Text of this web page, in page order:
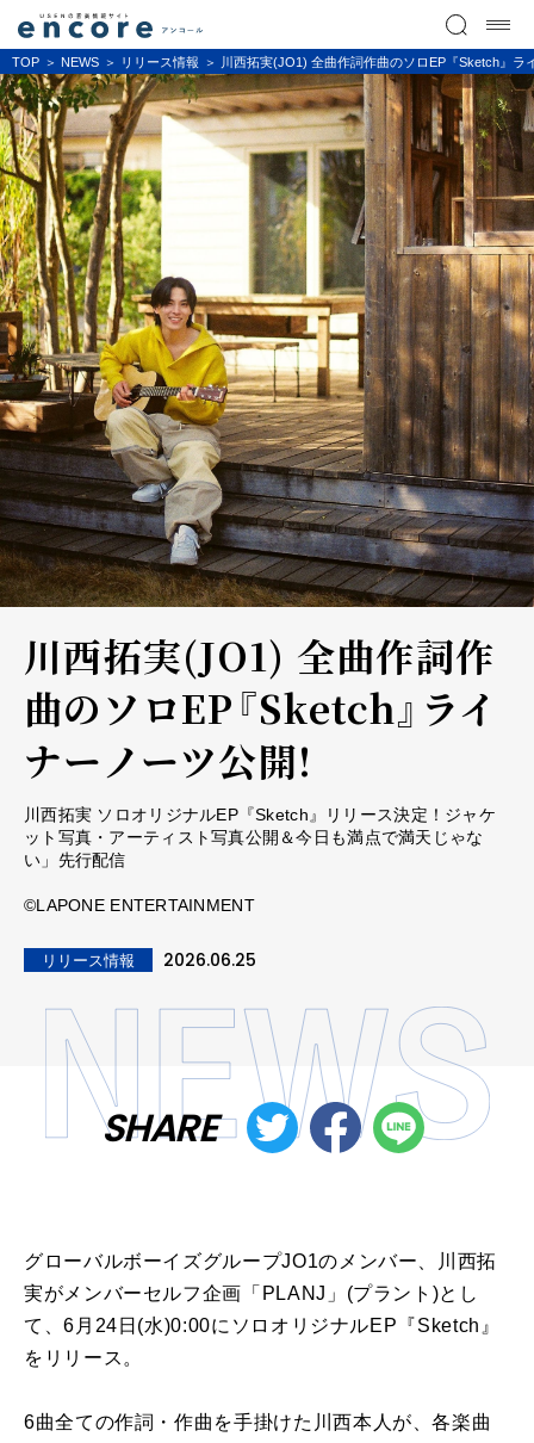
TOP NEWS リリース情報 川西拓実(JO1) 全曲作詞作曲のソロEP『Sketch』ラ
川西拓実(JO1) 全曲作詞作
曲のソロEP『Sketch』ライ
ナーノーツ公開!
川西拓実 ソロオリジナルEP『Sketch』リリース決定！ジャケ
ット写真・アーティスト写真公開＆今日も満点で満天じゃな
い」先行配信
©LAPONE ENTERTAINMENT
リリース情報 2026.06.25
SHARE
グローバルボーイズグループJO1のメンバー、川⻄拓
実がメンバーセルフ企画「PLANJ」(プラント)とし
て、6⽉24⽇(⽔)0:00にソロオリジナルEP『Sketch』
をリリース。
6曲全ての作詞・作曲を⼿掛けた川⻄本⼈が、各楽曲